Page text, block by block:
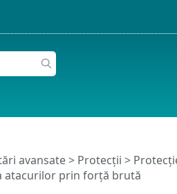
avansate> Protecții >
atacurilor prin forță brută